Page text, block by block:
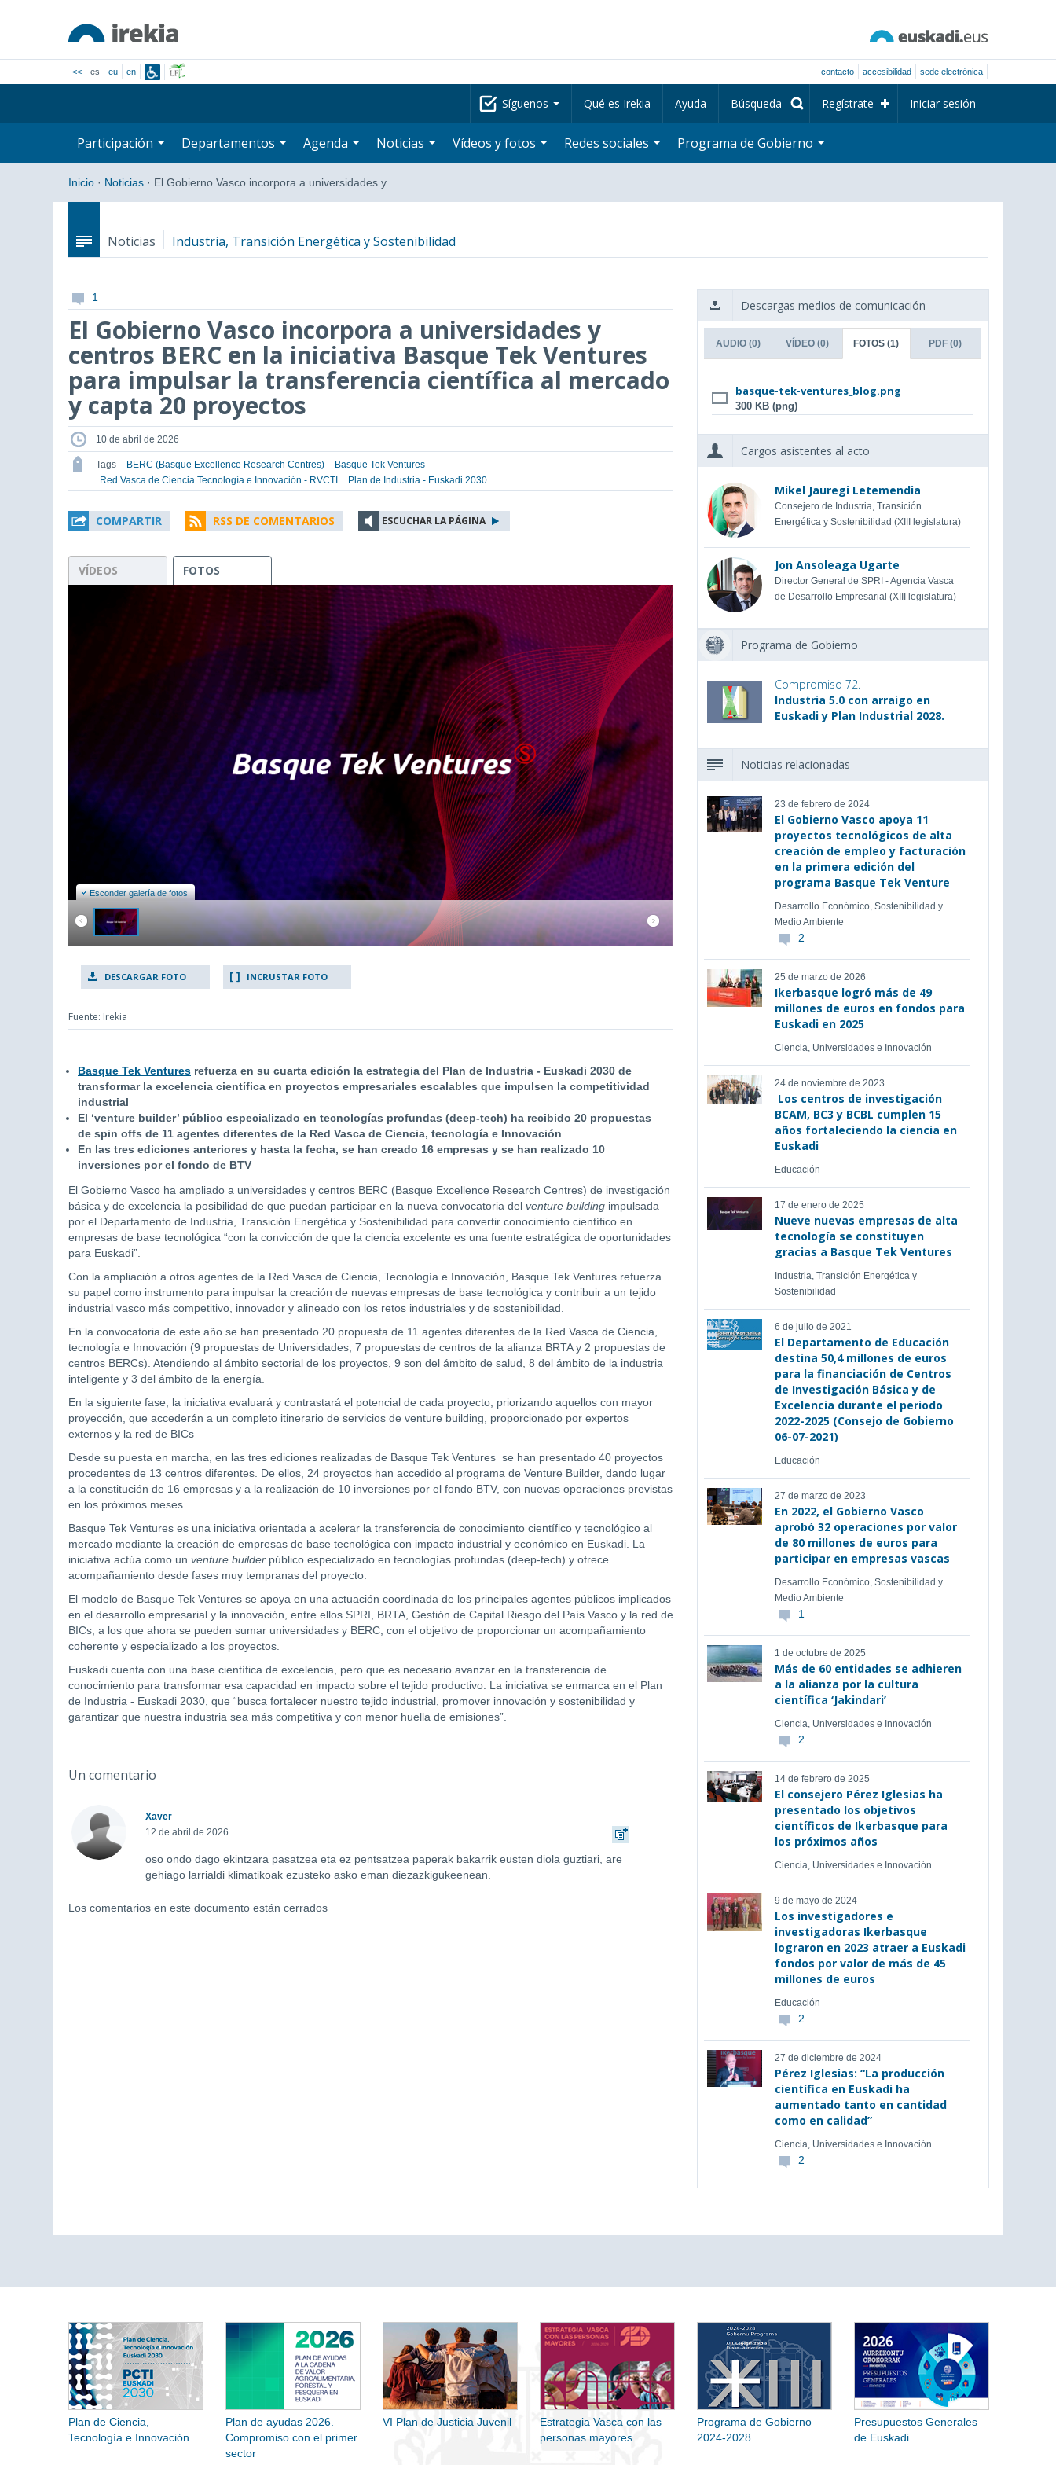
<< es eu en contacto accesibilidad sede electrónica
Síguenos Qué es Irekia Ayuda Búsqueda Regístrate Iniciar sesión
Participación Departamentos Agenda Noticias Vídeos y fotos Redes sociales Programa de Gobierno
Inicio · Noticias · El Gobierno Vasco incorpora a universidades y …
Noticias Industria, Transición Energética y Sostenibilidad
1
El Gobierno Vasco incorpora a universidades y
centros BERC en la iniciativa Basque Tek Ventures
para impulsar la transferencia científica al mercado
y capta 20 proyectos
10 de abril de 2026
Tags BERC (Basque Excellence Research Centres)
Basque Tek Ventures
Red Vasca de Ciencia Tecnología e Innovación - RVCTI
Plan de Industria - Euskadi 2030
COMPARTIR RSS DE COMENTARIOS ESCUCHAR LA PÁGINA
VÍDEOS FOTOS
Esconder galería de fotos
DESCARGAR FOTO INCRUSTAR FOTO
Fuente: Irekia
Basque Tek Ventures refuerza en su cuarta edición la estrategia del Plan de Industria - Euskadi 2030 de
transformar la excelencia científica en proyectos empresariales escalables que impulsen la competitividad
industrial
El ‘venture builder’ público especializado en tecnologías profundas (deep-tech) ha recibido 20 propuestas
de spin offs de 11 agentes diferentes de la Red Vasca de Ciencia, tecnología e Innovación
En las tres ediciones anteriores y hasta la fecha, se han creado 16 empresas y se han realizado 10
inversiones por el fondo de BTV
El Gobierno Vasco ha ampliado a universidades y centros BERC (Basque Excellence Research Centres) de investigación
básica y de excelencia la posibilidad de que puedan participar en la nueva convocatoria del venture building impulsada
por el Departamento de Industria, Transición Energética y Sostenibilidad para convertir conocimiento científico en
empresas de base tecnológica “con la convicción de que la ciencia excelente es una fuente estratégica de oportunidades
para Euskadi”.
Con la ampliación a otros agentes de la Red Vasca de Ciencia, Tecnología e Innovación, Basque Tek Ventures refuerza
su papel como instrumento para impulsar la creación de nuevas empresas de base tecnológica y contribuir a un tejido
industrial vasco más competitivo, innovador y alineado con los retos industriales y de sostenibilidad.
En la convocatoria de este año se han presentado 20 propuesta de 11 agentes diferentes de la Red Vasca de Ciencia,
tecnología e Innovación (9 propuestas de Universidades, 7 propuestas de centros de la alianza BRTA y 2 propuestas de
centros BERCs). Atendiendo al ámbito sectorial de los proyectos, 9 son del ámbito de salud, 8 del ámbito de la industria
inteligente y 3 del ámbito de la energía.
En la siguiente fase, la iniciativa evaluará y contrastará el potencial de cada proyecto, priorizando aquellos con mayor
proyección, que accederán a un completo itinerario de servicios de venture building, proporcionado por expertos
externos y la red de BICs
Desde su puesta en marcha, en las tres ediciones realizadas de Basque Tek Ventures se han presentado 40 proyectos
procedentes de 13 centros diferentes. De ellos, 24 proyectos han accedido al programa de Venture Builder, dando lugar
a la constitución de 16 empresas y a la realización de 10 inversiones por el fondo BTV, con nuevas operaciones previstas
en los próximos meses.
Basque Tek Ventures es una iniciativa orientada a acelerar la transferencia de conocimiento científico y tecnológico al
mercado mediante la creación de empresas de base tecnológica con impacto industrial y económico en Euskadi. La
iniciativa actúa como un venture builder público especializado en tecnologías profundas (deep-tech) y ofrece
acompañamiento desde fases muy tempranas del proyecto.
El modelo de Basque Tek Ventures se apoya en una actuación coordinada de los principales agentes públicos implicados
en el desarrollo empresarial y la innovación, entre ellos SPRI, BRTA, Gestión de Capital Riesgo del País Vasco y la red de
BICs, a los que ahora se pueden sumar universidades y BERC, con el objetivo de proporcionar un acompañamiento
coherente y especializado a los proyectos.
Euskadi cuenta con una base científica de excelencia, pero que es necesario avanzar en la transferencia de
conocimiento para transformar esa capacidad en impacto sobre el tejido productivo. La iniciativa se enmarca en el Plan
de Industria - Euskadi 2030, que “busca fortalecer nuestro tejido industrial, promover innovación y sostenibilidad y
garantizar que nuestra industria sea más competitiva y con menor huella de emisiones”.
Un comentario
Xaver
12 de abril de 2026
oso ondo dago ekintzara pasatzea eta ez pentsatzea paperak bakarrik eusten diola guztiari, are
gehiago larrialdi klimatikoak ezusteko asko eman diezazkigukeenean.
Los comentarios en este documento están cerrados
Descargas medios de comunicación
AUDIO(0) VÍDEO(0) FOTOS (1) PDF (0)
basque-tek-ventures_blog.png
300 KB (png)
Cargos asistentes al acto
Mikel Jauregi Letemendia
Consejero de Industria, Transición
Energética y Sostenibilidad (XIII legislatura)
Jon Ansoleaga Ugarte
Director General de SPRI - Agencia Vasca
de Desarrollo Empresarial (XIII legislatura)
Programa de Gobierno
Compromiso 72.
Industria 5.0 con arraigo en
Euskadi y Plan Industrial 2028.
Noticias relacionadas
23 de febrero de 2024
El Gobierno Vasco apoya 11
proyectos tecnológicos de alta
creación de empleo y facturación
en la primera edición del
programa Basque Tek Venture
Desarrollo Económico, Sostenibilidad y
Medio Ambiente
2
25 de marzo de 2026
Ikerbasque logró más de 49
millones de euros en fondos para
Euskadi en 2025
Ciencia, Universidades e Innovación
24 de noviembre de 2023
Los centros de investigación
BCAM, BC3 y BCBL cumplen 15
años fortaleciendo la ciencia en
Euskadi
Educación
17 de enero de 2025
Nueve nuevas empresas de alta
tecnología se constituyen
gracias a Basque Tek Ventures
Industria, Transición Energética y
Sostenibilidad
6 de julio de 2021
El Departamento de Educación
destina 50,4 millones de euros
para la financiación de Centros
de Investigación Básica y de
Excelencia durante el periodo
2022-2025 (Consejo de Gobierno
06-07-2021)
Educación
27 de marzo de 2023
En 2022, el Gobierno Vasco
aprobó 32 operaciones por valor
de 80 millones de euros para
participar en empresas vascas
Desarrollo Económico, Sostenibilidad y
Medio Ambiente
1
1 de octubre de 2025
Más de 60 entidades se adhieren
a la alianza por la cultura
científica ‘Jakindari’
Ciencia, Universidades e Innovación
2
14 de febrero de 2025
El consejero Pérez Iglesias ha
presentado los objetivos
científicos de Ikerbasque para
los próximos años
Ciencia, Universidades e Innovación
9 de mayo de 2024
Los investigadores e
investigadoras Ikerbasque
lograron en 2023 atraer a Euskadi
fondos por valor de más de 45
millones de euros
Educación
2
27 de diciembre de 2024
Pérez Iglesias: “La producción
científica en Euskadi ha
aumentado tanto en cantidad
como en calidad”
Ciencia, Universidades e Innovación
2
Plan de Ciencia,
Tecnología e Innovación
Plan de ayudas 2026.
Compromiso con el primer
sector
VI Plan de Justicia Juvenil
Estrategia Vasca con las
personas mayores
Programa de Gobierno
2024-2028
Presupuestos Generales
de Euskadi